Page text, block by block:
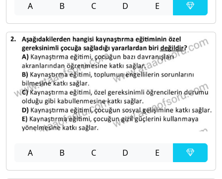
A B C D E
A B C D E